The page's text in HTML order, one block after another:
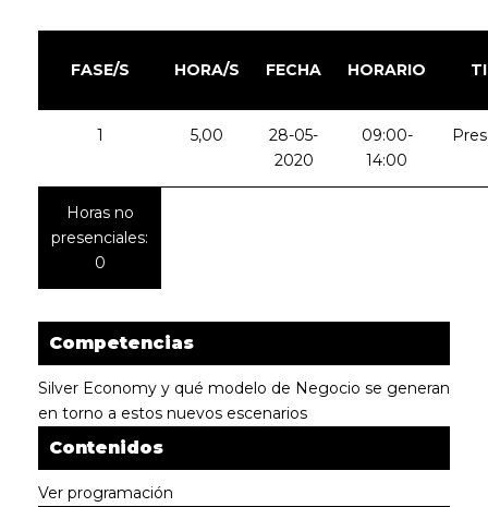
FASE/S HORA/S FECHA HORARIO
1 5,00
28-05-
2020
09:00-
14:00
Horas no
presenciales:
0
Competencias
Silver Economy y qué modelo de Negocio se generan
en torno a estos nuevos escenarios
Contenidos
Ver programación